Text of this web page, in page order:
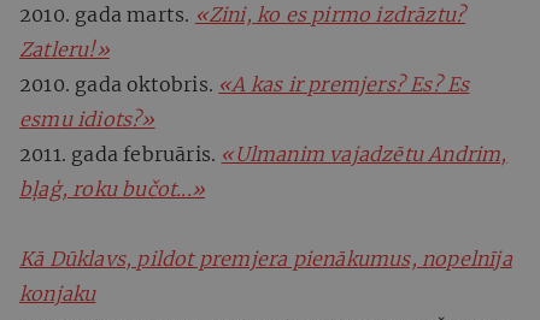
2010. gada marts. «Zini, ko es pirmo izdrāztu?
Zatleru!»
2010. gada oktobris. «A kas ir premjers? Es? Es
esmu idiots?»
2011. gada februāris. «Ulmanim vajadzētu Andrim,
bļaģ, roku bučot...»
Kā Dūklavs, pildot premjera pienākumus, nopelnīja
konjaku